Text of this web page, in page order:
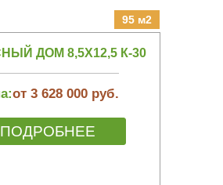
95 м2
ДОМ 8,5Х12,5 К-30
от 3 628 000 руб.
ПОДРОБНЕЕ